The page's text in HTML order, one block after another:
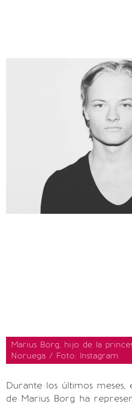
Marius Borg, hijo de la
Noruega / Foto: Instagram
Durante los últimos meses,
de Marius Borg ha